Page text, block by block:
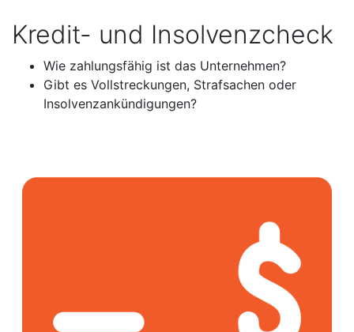
Kredit- und Insolvenzcheck
Wie zahlungsfähig ist das Unternehmen?
Gibt es Vollstreckungen, Strafsachen oder
Insolvenzankündigungen?